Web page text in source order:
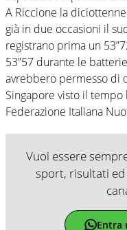
A Riccione la
già in due occasioni il
registrano prima un
53”57 durante le
avrebbero permesso di
Singapore visto il
Federazione Italiana
Vuoi essere
sport, risultati ed
Entra